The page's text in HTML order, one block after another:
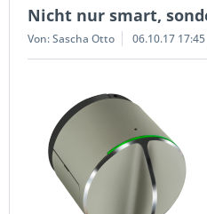
Nicht nur smart,
Von: Sascha Otto 06.10.17 17:45